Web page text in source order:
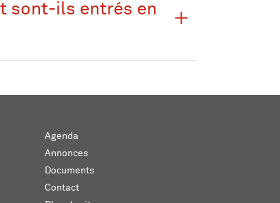
sont-ils entrés en
Agenda
Annonces
Documents
Contact